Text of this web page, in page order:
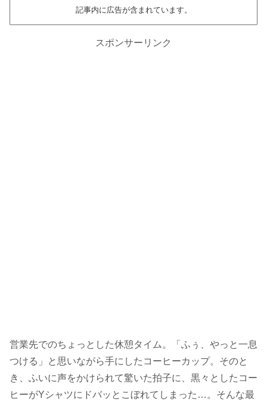
記事内に広告が含まれています。
スポンサーリンク
営業先でのちょっとした休憩タイム。「ふぅ、やっと一息
つける」と思いながら手にしたコーヒーカップ。そのと
き、ふいに声をかけられて驚いた拍子に、黒々としたコー
ヒーがYシャツにドバッとこぼれてしまった…。そんな最